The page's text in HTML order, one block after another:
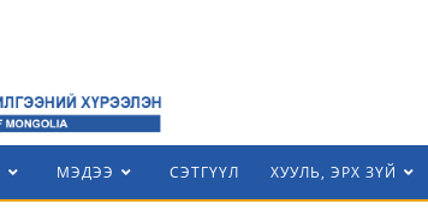
МЭДЭЭ СЭТГҮҮЛ ХУУЛЬ, ЭРХ ЗҮЙ